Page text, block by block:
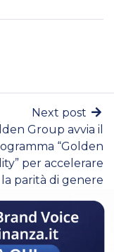
Next post
Group avvia il
“Golden
per accelerare
la parità di genere